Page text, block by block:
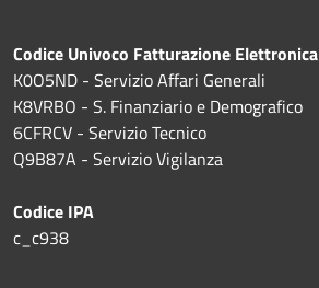
Codice Univoco Fatturazione Elettronica
K0O5ND - Servizio Affari Generali
K8VRBO - S. Finanziario e Demografico
6CFRCV - Servizio Tecnico
Q9B87A - Servizio Vigilanza
Codice IPA
c_c938